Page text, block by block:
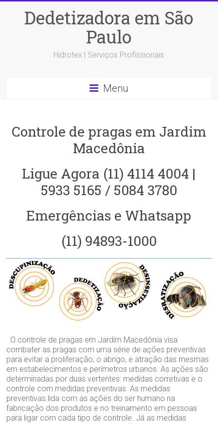
Dedetizadora em São
Paulo
Hidrotex | Serviços Profissionais
Menu
Controle de pragas em Jardim
Macedônia
Ligue Agora (11) 4114 4004 |
5933 5165 / 5084 3780
Emergências e Whatsapp
(11) 94893-1000
O controle de pragas em Jardim Macedônia visa
combater as pragas com uma série de ações preventivas
para evitar a proliferação, o abrigo, e atração das mesmas
em estabelecimentos e perímetros urbanos. As ações são
determinadas por duas vertentes: medidas corretivas e o
controle com medidas preventivas. As medidas
preventivas lida com as ações do ser humano na
fabricação dos produtos e no treinamento em pessoas
para ligar com cada tipo de controle. Já as medidas